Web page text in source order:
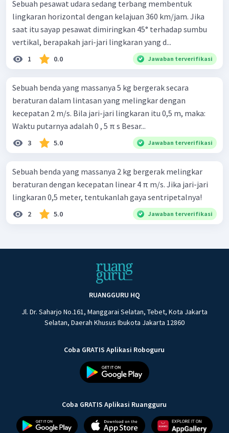
Sebuah pesawat udara sedang terbang membentuk
lingkaran horizontal dengan kelajuan 360 km/jam. Jika
saat itu sayap pesawat dimiringkan 45° terhadap sumbu
vertikal, berapakah jari-jari lingkaran yang d...
1 0.0 Jawaban terverifikasi
Sebuah benda yang massanya 5 kg bergerak secara
beraturan dalam lintasan yang melingkar dengan
kecepatan 2 m/s. Bila jari-jari lingkaran itu 0,5 m, maka:
Waktu putarnya adalah 0 , 5 π s Besar...
3 5.0 Jawaban terverifikasi
Sebuah benda yang massanya 2 kg bergerak melingkar
beraturan dengan kecepatan linear 4 π m/s. Jika jari-jari
lingkaran 0,5 meter, tentukanlah gaya sentripetalnya!
2 5.0 Jawaban terverifikasi
RUANGGURU HQ
Jl. Dr. Saharjo No.161, Manggarai Selatan, Tebet, Kota Jakarta
Selatan, Daerah Khusus Ibukota Jakarta 12860
Coba GRATIS Aplikasi Roboguru
Coba GRATIS Aplikasi Ruangguru